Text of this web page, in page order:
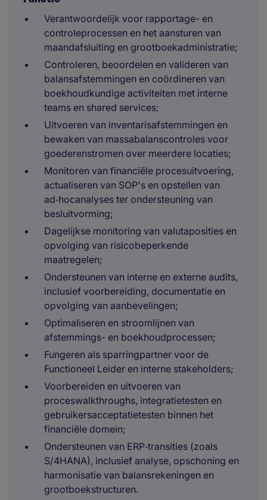
Verantwoordelijk voor rapportage- en
controleprocessen en het aansturen van
maandafsluiting en grootboekadministratie;
Controleren, beoordelen en valideren van
balansafstemmingen en coördineren van
boekhoudkundige activiteiten met interne
teams en shared services;
Uitvoeren van inventarisafstemmingen en
bewaken van massabalanscontroles voor
goederenstromen over meerdere locaties;
Monitoren van financiële procesuitvoering,
actualiseren van SOP's en opstellen van
ad‑hocanalyses ter ondersteuning van
besluitvorming;
Dagelijkse monitoring van valutaposities en
opvolging van risicobeperkende
maatregelen;
Ondersteunen van interne en externe audits,
inclusief voorbereiding, documentatie en
opvolging van aanbevelingen;
Optimaliseren en stroomlijnen van
afstemmings- en boekhoudprocessen;
Fungeren als sparringpartner voor de
Functioneel Leider en interne stakeholders;
Voorbereiden en uitvoeren van
proceswalkthroughs, integratietesten en
gebruikersacceptatietesten binnen het
financiële domein;
Ondersteunen van ERP‑transities (zoals
S/4HANA), inclusief analyse, opschoning en
harmonisatie van balansrekeningen en
grootboekstructuren.